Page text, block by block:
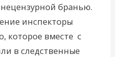
нецензурной бранью.
инспекторы
которое вместе с
в следственные